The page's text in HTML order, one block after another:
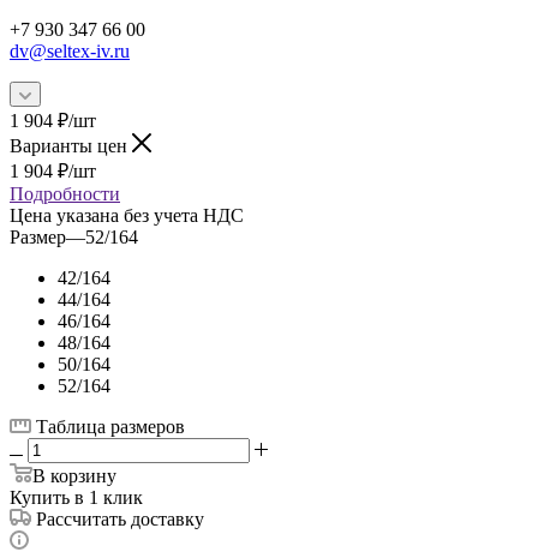
+7 930 347 66 00
dv@seltex-iv.ru
1 904 ₽/шт
Варианты цен
1 904 ₽/шт
Подробности
Цена указана без учета НДС
Размер—52/164
42/164
44/164
46/164
48/164
50/164
52/164
Таблица размеров
В корзину
Купить в 1 клик
Рассчитать доставку